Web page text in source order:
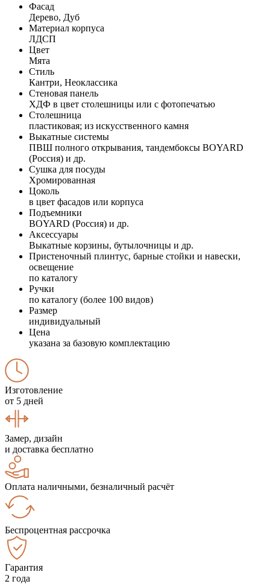
Фасад
Дерево, Дуб
Материал корпуса
ЛДСП
Цвет
Мята
Стиль
Кантри, Неоклассика
Стеновая панель
ХДФ в цвет столешницы или с фотопечатью
Столешница
пластиковая; из искусственного камня
Выкатные системы
ПВШ полного открывания, тандембоксы BOYARD
(Россия) и др.
Сушка для посуды
Хромированная
Цоколь
в цвет фасадов или корпуса
Подъемники
BOYARD (Россия) и др.
Аксессуары
Выкатные корзины, бутылочницы и др.
Пристеночный плинтус, барные стойки и навески,
освещение
по каталогу
Ручки
по каталогу (более 100 видов)
Размер
индивидуальный
Цена
указана за базовую комплектацию
Изготовление
от 5 дней
Замер, дизайн
и доставка бесплатно
Оплата наличными, безналичный расчёт
Беспроцентная рассрочка
Гарантия
2 года